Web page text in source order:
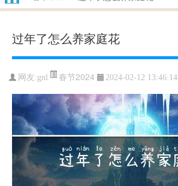
过年了怎么养家庭花
网友:gnl 春节2024 2024-02-12 13:46:14